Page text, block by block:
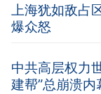
上海犹如敌占
爆众怒
中共高层权力
建帮”总崩溃